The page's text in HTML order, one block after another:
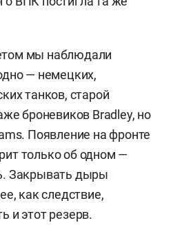
мы наблюдали
— немецких,
танков, старой
броневиков Bradley, но
Появление на фронте
только об одном —
Закрывать дыры
как следствие,
и этот резерв.